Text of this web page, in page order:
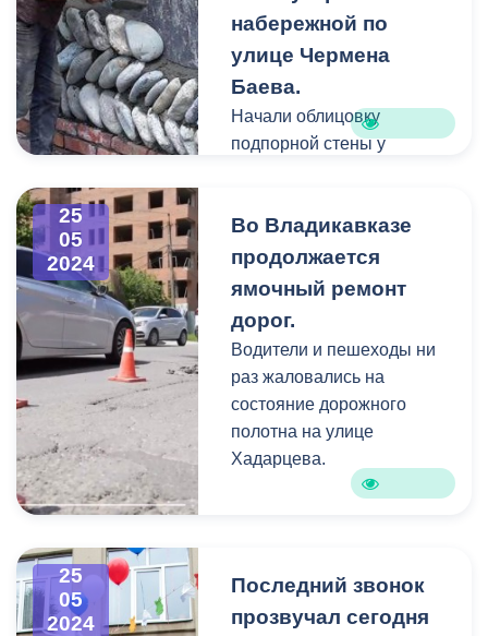
части. Так как участок
большой, а улица с
оживленным движением,
для удобства горожан,
будем укладывать
понадобится, будем
рассказал Бирагов.
Сроки окончания
контракта – конец 2024
года. Однако, как обещают
исполнители, все работы
постараются закончить
раньше.
набережной по
улице Чермена
Баева.
Начали облицовку
подпорной стены у
старинной
владикавказской кладки -
выложена булыжником и
25
05
2024
Во Владикавказе
продолжается
ямочный ремонт
дорог.
Водители и пешеходы ни
раз жаловались на
состояние дорожного
полотна на улице
Хадарцева.
25
05
2024
Последний звонок
прозвучал сегодня